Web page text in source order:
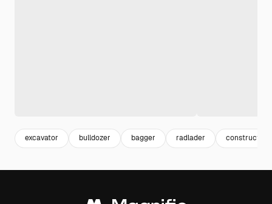
excavator bulldozer bagger radlader construction